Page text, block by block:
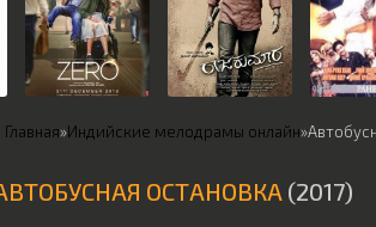
Главная»Индийские мелодрамы онлайн»
ОСТАНОВКА (2017)